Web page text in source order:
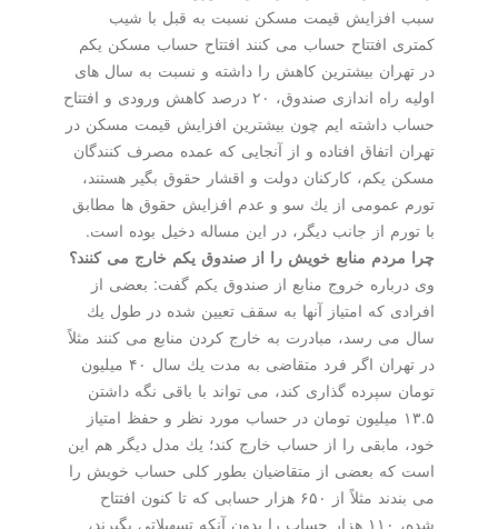
سبب افزایش قیمت مسكن نسبت به قبل با شیب
كمتری افتتاح حساب می كنند افتتاح حساب مسكن یكم
در تهران بیشترین كاهش را داشته و نسبت به سال های
اولیه راه اندازی صندوق، ۲۰ درصد كاهش ورودی و افتتاح
حساب داشته ایم چون بیشترین افزایش قیمت مسكن در
تهران اتفاق افتاده و از آنجایی كه عمده مصرف كنندگان
مسكن یكم، كاركنان دولت و اقشار حقوق بگیر هستند،
تورم عمومی از یك سو و عدم افزایش حقوق ها مطابق
با تورم از جانب دیگر، در این مساله دخیل بوده است.
چرا مردم منابع خویش را از صندوق یكم خارج می كنند؟
وی درباره خروج منابع از صندوق یكم گفت: بعضی از
افرادی كه امتیاز آنها به سقف تعیین شده در طول یك
سال می رسد، مبادرت به خارج كردن منابع می كنند مثلاً
در تهران اگر فرد متقاضی به مدت یك سال ۴۰ میلیون
تومان سپرده گذاری كند، می تواند با باقی نگه داشتن
۱۳.۵ میلیون تومان در حساب مورد نظر و حفظ امتیاز
خود، مابقی را از حساب خارج كند؛ یك مدل دیگر هم این
است كه بعضی از متقاضیان بطور كلی حساب خویش را
می بندند مثلاً از ۶۵۰ هزار حسابی كه تا كنون افتتاح
شده، ۱۱۰ هزار حساب را بدون آنكه تسهیلاتی بگیرند،